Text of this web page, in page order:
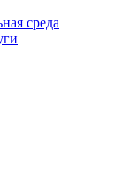
среда